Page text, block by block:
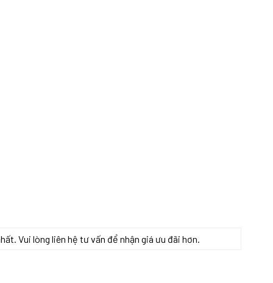
Vui lòng liên hệ tư vấn để nhận giá ưu đãi hơn.
số lượng